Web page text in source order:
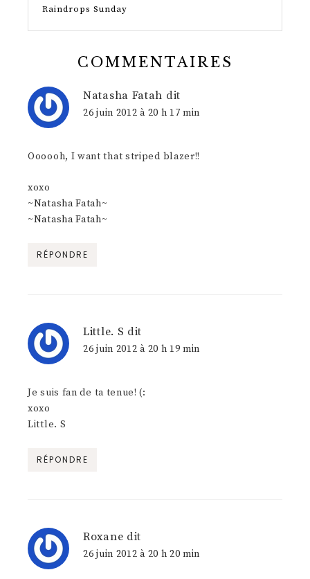
Raindrops Sunday
COMMENTAIRES
Natasha Fatah dit
26 juin 2012 à 20 h 17 min
Oooooh, I want that striped blazer!!
xoxo
~Natasha Fatah~
~Natasha Fatah~
RÉPONDRE
Little. S dit
26 juin 2012 à 20 h 19 min
Je suis fan de ta tenue! (:
xoxo
Little. S
RÉPONDRE
Roxane dit
26 juin 2012 à 20 h 20 min